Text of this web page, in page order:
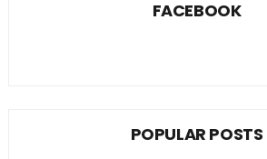
FACEBOOK
POPULAR POSTS